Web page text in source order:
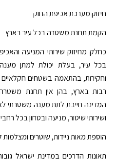
חיזוק מערכת אכיפת החוק
הקמת תחנת משטרה בכל עיר בארץ
כחלק מחיזוק שירותי המניעה
וחקירות, בהתאמה בשטחים חקלאיים
רבות בארץ, בהן אין תחנת
המדינה חייבת לתת מענה משטרתי
ושירותי שיטור, מניעה ובטחון בכל רחבי
הוספת מאות ניידות, שוטרים
תאונות הדרכים במדינת ישראל